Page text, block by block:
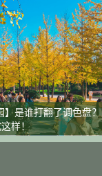
】是谁打翻了调色盘？
样！